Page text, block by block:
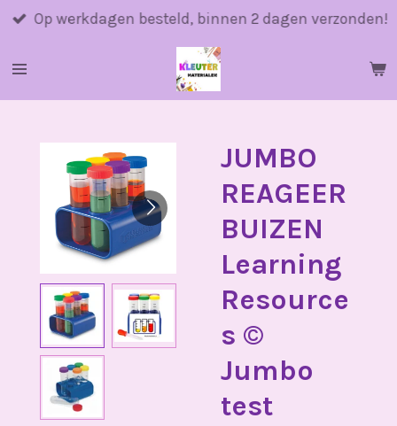
Ga
naar
Op werkdagen besteld, binnen 2 dagen verzonden!
JUMBO
REAGEER
BUIZEN
Learning
Resource
s ©️
Jumbo
test